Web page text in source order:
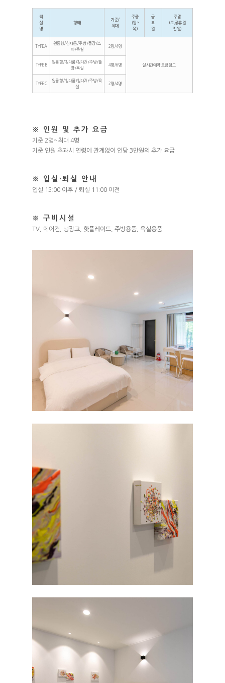
객
실
명
형태
기준/
최대
주중
(일~
목)
금
요
일
주말
(토,공휴일
전일)
TYPE A
원룸형/침대룸/주방/풀장/스
파/욕실
2명/4명
실시간예약 요금 참고
TYPE B
원룸형/침대룸(침대2)/주방/풀
장/욕실
4명/6명
TYPE C
원룸형/침대룸(침대2)/주방/욕
실
2명/4명
※ 인원 및 추가 요금
기준 2명~최대 4명
기준 인원 초과시 연령에 관계없이 인당 3만원의 추가 요금
※ 입실·퇴실 안내
입실 15:00 이후 / 퇴실 11:00 이전
※ 구비시설
TV, 에어컨, 냉장고, 핫플레이트, 주방용품, 욕실용품